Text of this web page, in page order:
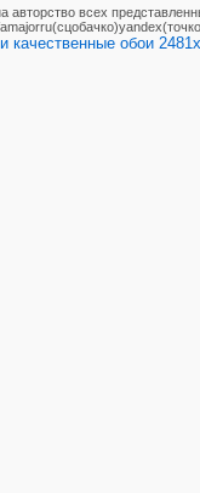
авторство всех
качественные обои